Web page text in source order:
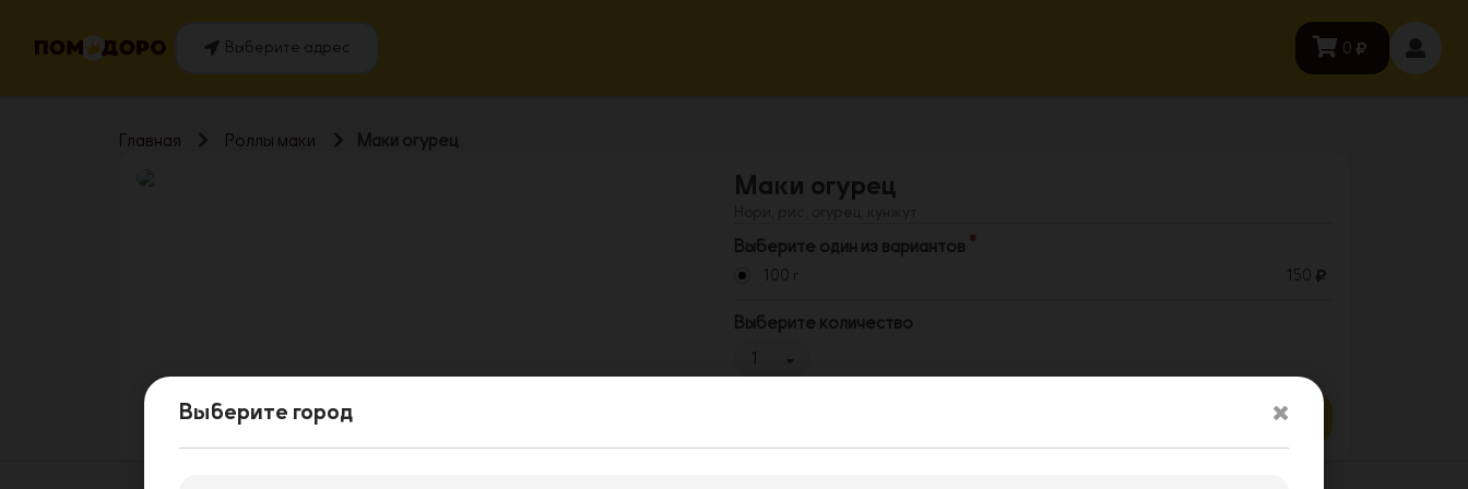
Выберите адрес 0
Главная Роллы маки Маки огурец
Маки огурец
Выберите один из вариантов
100 г 150
Выберите количество
1
Выберите город